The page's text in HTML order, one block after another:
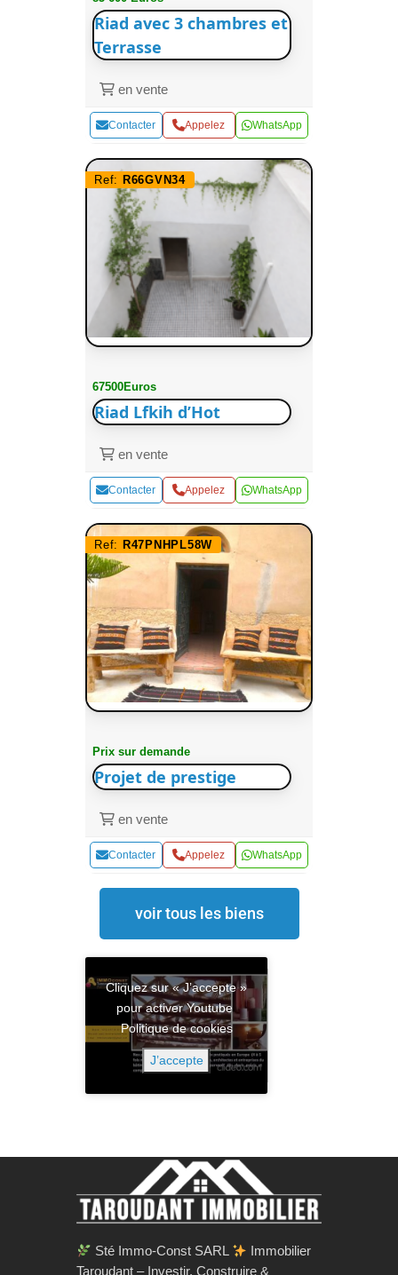
Riad avec 3 chambres et
Terrasse
en vente
Contacter Appelez WhatsApp
Ref: R66GVN34
67500Euros
Riad Lfkih d’Hot
en vente
Contacter Appelez WhatsApp
Ref: R47PNHPL58W
Prix sur demande
Projet de prestige
en vente
Contacter Appelez WhatsApp
voir tous les biens
Cliquez sur « J’accepte »
pour activer Youtube
Politique de cookies
J’accepte
Sté Immo-Const SARL
Immobilier
Taroudant – Investir, Construire &